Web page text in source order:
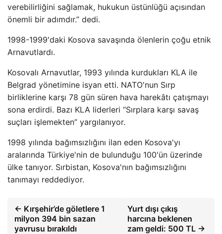
verebilirliğini sağlamak, hukukun üstünlüğü açısından
önemli bir adımdır.” dedi.
1998-1999'daki Kosova savaşında ölenlerin çoğu etnik
Arnavutlardı.
Kosovalı Arnavutlar, 1993 yılında kurdukları KLA ile
Belgrad yönetimine isyan etti. NATO'nun Sırp
birliklerine karşı 78 gün süren hava harekâtı çatışmayı
sona erdirdi. Bazı KLA liderleri “Sırplara karşı savaş
suçları işlemekten” yargılanıyor.
1998 yılında bağımsızlığını ilan eden Kosova'yı
aralarında Türkiye'nin de bulunduğu 100'ün üzerinde
ülke tanıyor. Sırbistan, Kosova'nın bağımsızlığını
tanımayı reddediyor.
← Kırşehir’de göletlere 1
milyon 394 bin sazan
yavrusu bırakıldı
Yurt dışı çıkış
harcına beklenen
zam geldi: 500 TL →